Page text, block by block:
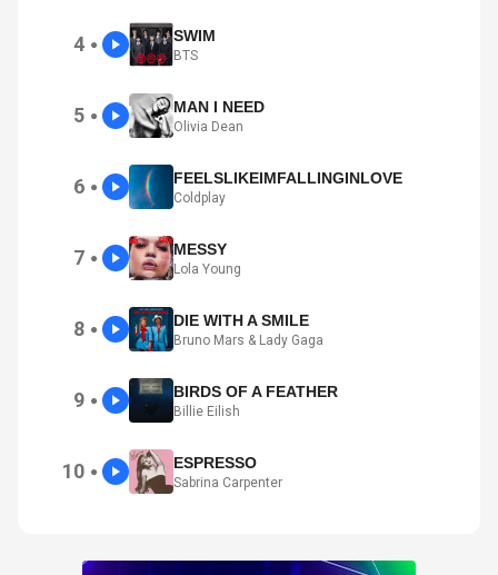
4 ● SWIM
BTS
5 ● MAN I NEED
Olivia Dean
6 ● FEELSLIKEIMFALLINGINLOVE
Coldplay
7 ● MESSY
Lola Young
8 ● DIE WITH A SMILE
Bruno Mars & Lady Gaga
9 ● BIRDS OF A FEATHER
Billie Eilish
10 ● ESPRESSO
Sabrina Carpenter